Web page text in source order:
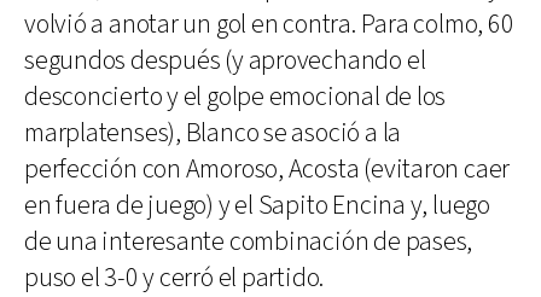
volvió a anotar un gol en contra. Para colmo, 60
segundos después (y aprovechando el
desconcierto y el golpe emocional de los
marplatenses), Blanco se asoció a la
perfección con Amoroso, Acosta (evitaron caer
en fuera de juego) y el Sapito Encina y, luego
de una interesante combinación de pases,
puso el 3-0 y cerró el partido.